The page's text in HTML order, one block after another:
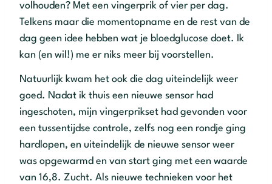
volhouden? Met een vingerprik of vier per dag.
Telkens maar die momentopname en de rest van de
dag geen idee hebben wat je bloedglucose doet. Ik
kan (en wil!) me er niks meer bij voorstellen.
Natuurlijk kwam het ook die dag uiteindelijk weer
goed. Nadat ik thuis een nieuwe sensor had
ingeschoten, mijn vingerprikset had gevonden voor
een tussentijdse controle, zelfs nog een rondje ging
hardlopen, en uiteindelijk de nieuwe sensor weer
was opgewarmd en van start ging met een waarde
van 16,8. Zucht. Als nieuwe technieken voor het